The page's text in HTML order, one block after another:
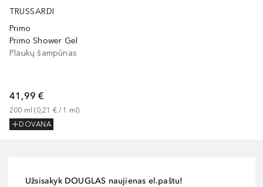
TRUSSARDI
Primo
Primo Shower Gel
Plaukų šampūnas
41,99 €
200 ml (0,21 € / 1 ml)
DOVANA
Užsisakyk DOUGLAS naujienas el.paštu!